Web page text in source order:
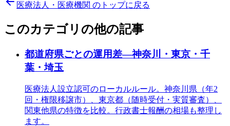
医療法人・医療機関 のトップに戻る
このカテゴリの他の記事
都道府県ごとの運用差—神奈川・東京・千
葉・埼玉
医療法人設立認可のローカルルール。神奈川県（年2
回・権限移譲市）、東京都（随時受付・実質審査）、
関東他県の特徴を比較。行政書士報酬の相場も整理し
ます。